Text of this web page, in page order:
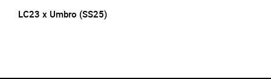
LC23 x Umbro (SS25)